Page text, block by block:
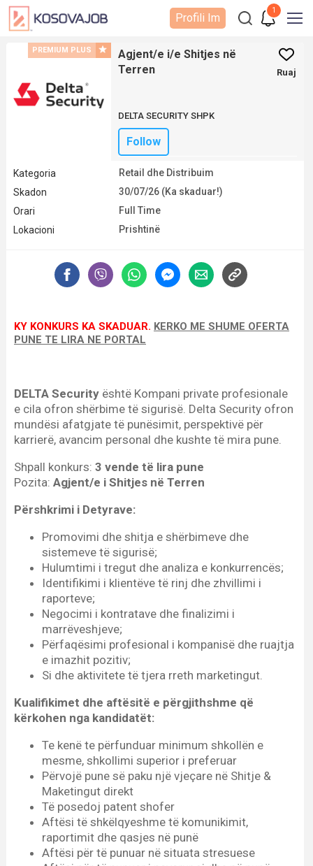
1
Profili Im
PREMIUM PLUS
Agjent/e i/e Shitjes në
Terren
Ruaj
DELTA SECURITY SHPK
Follow
Kategoria
Retail dhe Distribuim
Skadon
30/07/26 (Ka skaduar!)
Orari
Full Time
Lokacioni
Prishtinë